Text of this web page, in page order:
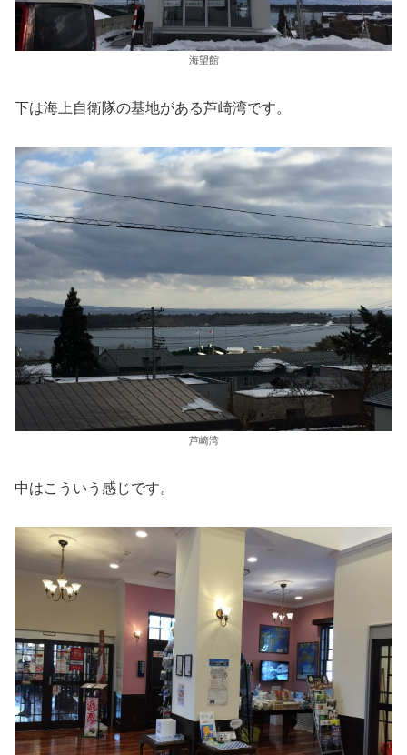
海望館
下は海上自衛隊の基地がある芦崎湾です。
芦崎湾
中はこういう感じです。